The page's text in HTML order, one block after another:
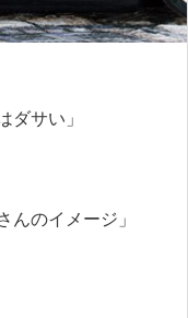
ダサい」
んのイメージ」